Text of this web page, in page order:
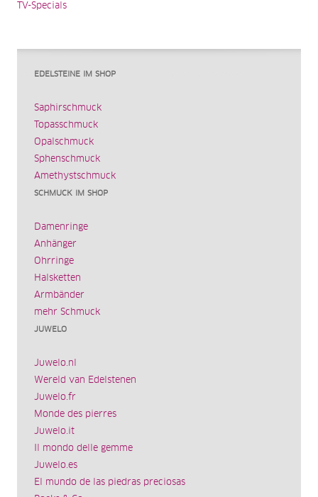
TV-Specials
EDELSTEINE IM SHOP
Saphirschmuck
Topasschmuck
Opalschmuck
Sphenschmuck
Amethystschmuck
SCHMUCK IM SHOP
Damenringe
Anhänger
Ohrringe
Halsketten
Armbänder
mehr Schmuck
JUWELO
Juwelo.nl
Wereld van Edelstenen
Juwelo.fr
Monde des pierres
Juwelo.it
Il mondo delle gemme
Juwelo.es
El mundo de las piedras preciosas